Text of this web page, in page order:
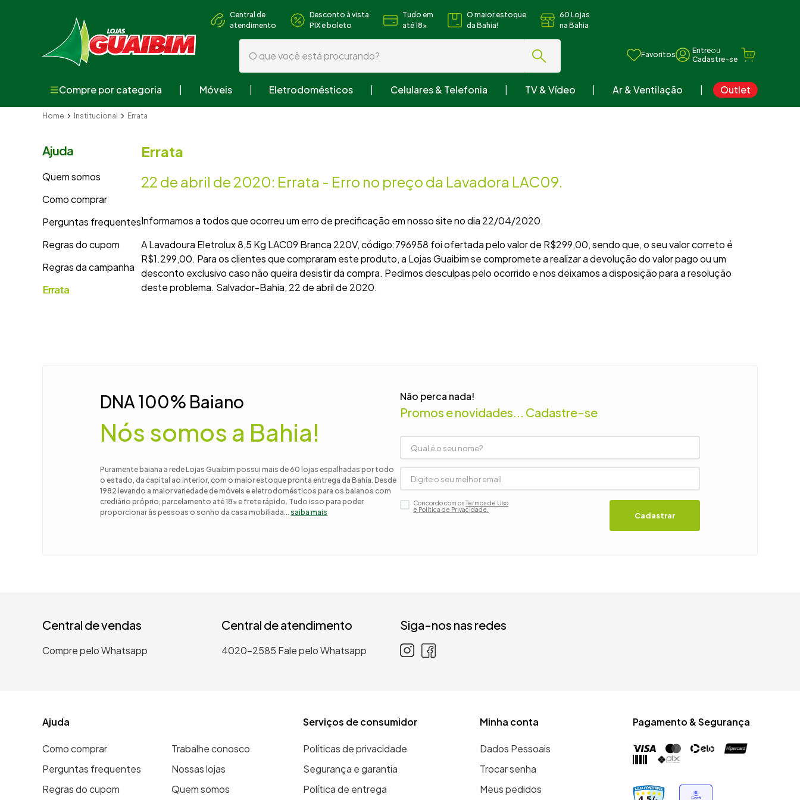
Central de
atendimento
Desconto à vista
PIX e boleto
Tudo em
até 18x
O maior estoque
da Bahia!
60 Lojas
na Bahia
O que você está procurando?
Favoritos
ou
Compre por categoria Móveis Eletrodomésticos Celulares & Telefonia TV & Vídeo Ar & Ventilação Outlet
Home Institucional Errata
Ajuda
Quem somos
Como comprar
Perguntas frequentes
Regras do cupom
Regras da campanha
Errata
Errata
22 de abril de 2020: Errata - Erro no preço da Lavadora LAC09.
Informamos a todos que ocorreu um erro de precificação em nosso site no dia 22/04/2020.
A Lavadoura Eletrolux 8,5 Kg LAC09 Branca 220V, código:796958 foi ofertada pelo valor de R$299,00, sendo que, o seu valor correto é
R$1.299,00. Para os clientes que compraram este produto, a Lojas Guaibim se compromete a realizar a devolução do valor pago ou um
desconto exclusivo caso não queira desistir da compra. Pedimos desculpas pelo ocorrido e nos deixamos a disposição para a resolução
deste problema. Salvador-Bahia, 22 de abril de 2020.
DNA 100% Baiano
Nós somos a Bahia!
Puramente baiana a rede Lojas Guaibim possui mais de 60 lojas espalhadas por todo
o estado, da capital ao interior, com o maior estoque pronta entrega da Bahia. Desde
1982 levando a maior variedade de móveis e eletrodomésticos para os baianos com
crediário próprio, parcelamento até 18x e frete rápido. Tudo isso para poder
proporcionar às pessoas o sonho da casa mobiliada...saiba mais
Não perca nada!
Promos e novidades... Cadastre-se
Concordo com osTermos de Uso
e Política de Privacidade.
Cadastrar
Central de vendas
Compre pelo Whatsapp
Central de atendimento
4020-2585 Fale pelo Whatsapp
Siga-nos nas redes
Ajuda
Como comprar
Perguntas frequentes
Regras do cupom
Trabalhe conosco
Nossas lojas
Quem somos
Serviços de consumidor
Políticas de privacidade
Segurança e garantia
Política de entrega
Minha conta
Dados Pessoais
Trocar senha
Meus pedidos
Pagamento & Segurança
Termos mais buscados
4º
sofá
6º
cama
7º
tv
8º
mesa
9º
guarda roupa casal